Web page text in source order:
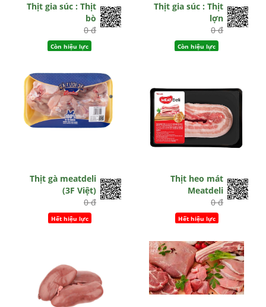
Thịt gia súc : Thịt
bò
0 đ
Còn hiệu lực
Thịt gia súc : Thịt
lợn
0 đ
Còn hiệu lực
Thịt gà meatdeli
(3F Việt)
0 đ
Hết hiệu lực
Thịt heo mát
Meatdeli
0 đ
Hết hiệu lực